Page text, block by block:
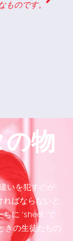
ものです。
物
いを犯すのが
ればならないと
に ’sheet ‘で
きの生徒たちの